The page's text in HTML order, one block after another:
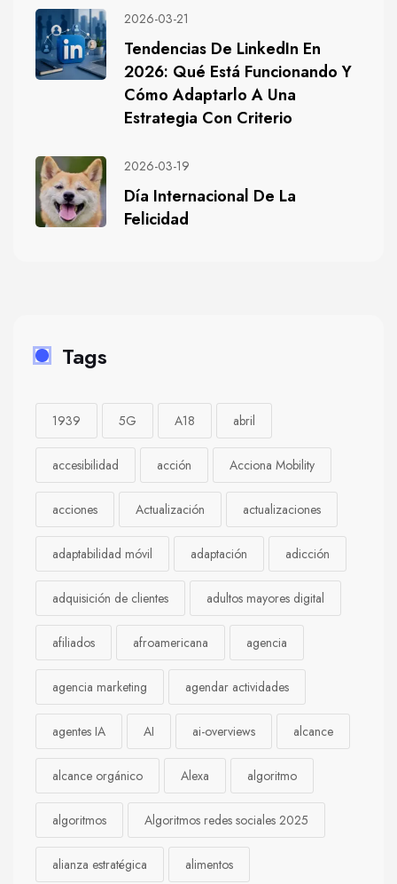
2026-03-21
Tendencias De LinkedIn En
2026: Qué Está Funcionando Y
Cómo Adaptarlo A Una
Estrategia Con Criterio
2026-03-19
Día Internacional De La
Felicidad
Tags
1939 5G A18 abril
accesibilidad acción Acciona Mobility
acciones Actualización actualizaciones
adaptabilidad móvil adaptación adicción
adquisición de clientes adultos mayores digital
afiliados afroamericana agencia
agencia marketing agendar actividades
agentes IA AI ai-overviews alcance
alcance orgánico Alexa algoritmo
algoritmos Algoritmos redes sociales 2025
alianza estratégica alimentos